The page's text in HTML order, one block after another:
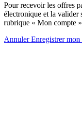
Pour recevoir les offres
électronique et la valider
rubrique « Mon compte »
AnnulerEnregistrer mon